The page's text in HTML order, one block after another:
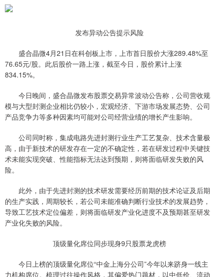
发布异动公告提示风险
盛合晶微4月21日在科创板上市，上市首日股价大涨289.48%至
76.65元/股。此后股价一路上涨，截至今日，股价累计上涨
834.15%。
今日晚间，盛合晶微发布股票交易异常波动公告称，公司营收规
模与大型封测企业相比仍较小，宏观经济、下游市场发展态势、公司
产品竞争力等多种因素均可能对公司经营业绩的增长产生影响。
公司同时称，集成电路先进封测行业生产工艺复杂、技术含量极
高，由于新技术的研发存在一定的不确定性，若在研发过程中关键技
术未能实现突破、性能指标无法达到预期，则将面临研发失败的风
险。
此外，由于先进封测的技术研发需要经历前期的技术论证及后期
的生产实践，周期较长，若公司未能准确判断行业技术的发展趋势，
导致工艺技术定位偏差，则将面临研发产业化进度不及预期甚至研发
产业化失败的风险。
顶级量化席位同步现身9只股票龙虎榜
今日上榜的顶级量化席位“中金上海分公司”今年以来跻身一线主
力机构席位。梳理过往操作风格，其偏爱热门题材，以中低价、流动